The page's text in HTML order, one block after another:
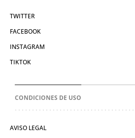
TWITTER
FACEBOOK
INSTAGRAM
TIKTOK
CONDICIONES DE USO
AVISO LEGAL